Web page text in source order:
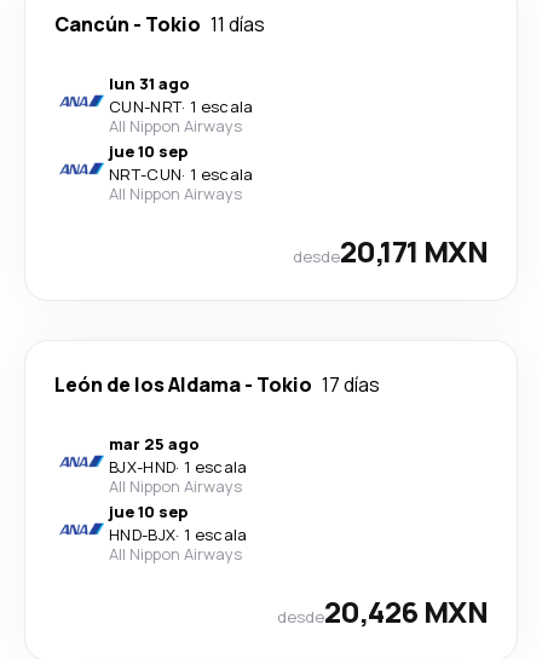
Cancún - Tokio 11 días
lun 31 ago
CUN-NRT· 1 escala
All Nippon Airways
jue 10 sep
NRT-CUN· 1 escala
All Nippon Airways
desde20,171 MXN
León de los Aldama- Tokio 17 días
mar 25 ago
BJX-HND· 1 escala
All Nippon Airways
jue 10 sep
HND-BJX· 1 escala
All Nippon Airways
desde20,426 MXN